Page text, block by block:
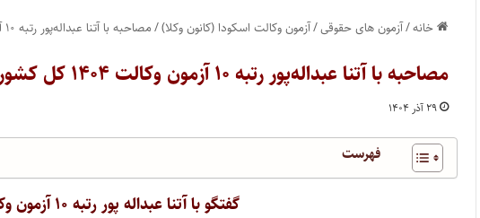
خانه/آزمون های حقوقی/آزمون وکالت اسکودا (کانون وکلا)/مصاحبه با آتنا عبداله‌پور رتبه ۱۰ آزمون وکالت ۱۴۰۴ کل کشور
مصاحبه با آتنا عبداله‌پور رتبه ۱۰ آزمون وکالت ۱۴۰۴ کل کشور
۲۹ آذر ۱۴۰۴
فهرست
گفتگو با آتنا عبداله پور رتبه ۱۰ آزمون وکالت ۱۴۰۴ کل کشور